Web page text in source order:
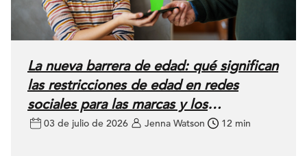
La nueva barrera de edad: qué significan
las restricciones de edad en redes
sociales para las marcas y los
anunciantes
03 de julio de 2026 Jenna Watson 12 min